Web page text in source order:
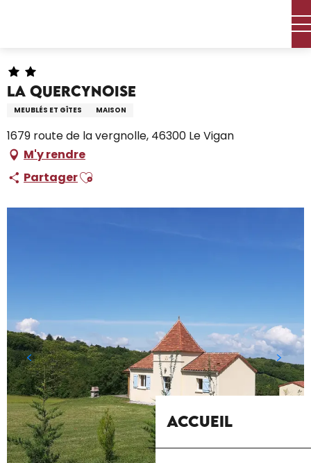
Accueil
La Quercynoise
MEUBLÉS ET GÎTES MAISON
1679 route de la vergnolle, 46300 Le Vigan
M'y rendre
PartagerAjouter aux favoris